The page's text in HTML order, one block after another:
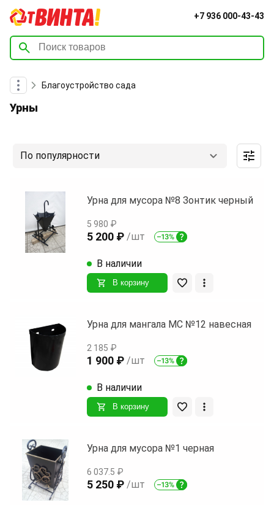
+7 936 000-43-43
Благоустройство сада
Урны
По популярности
Урна для мусора №8 Зонтик черный
5 980 ₽
5 200 ₽ /шт
В наличии
В корзину
Урна для мангала МС №12 навесная
2 185 ₽
1 900 ₽ /шт
В наличии
В корзину
Урна для мусора №1 черная
6 037.5 ₽
5 250 ₽ /шт